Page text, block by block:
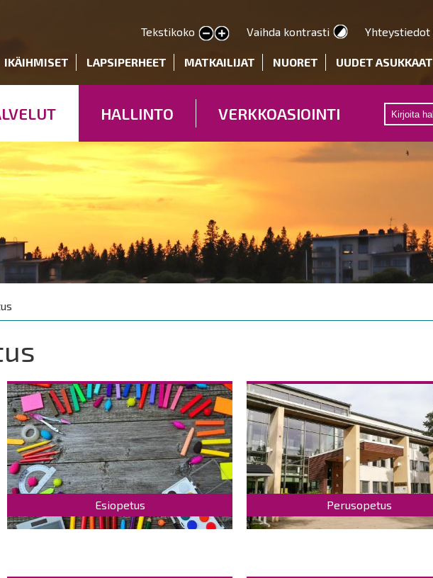
pääsisältöön
Tekstikoko
Pienennä tekstin kokoa
Suurenna tekstin kokoa Vaihda kontrasti Yhteystiedot
IKÄIHMISET LAPSIPERHEET MATKAILIJAT NUORET UUDET ASUKKAAT
HALLINTO VERKKOASIOINTI
Esiopetus Perusopetus